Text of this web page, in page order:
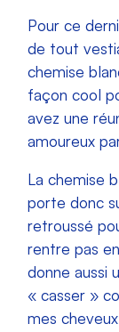
Pour ce
de tout
chemise
façon cool
avez une
amoureux
La chemise
porte donc
retroussé
rentre pas
donne aussi
« casser »
mes